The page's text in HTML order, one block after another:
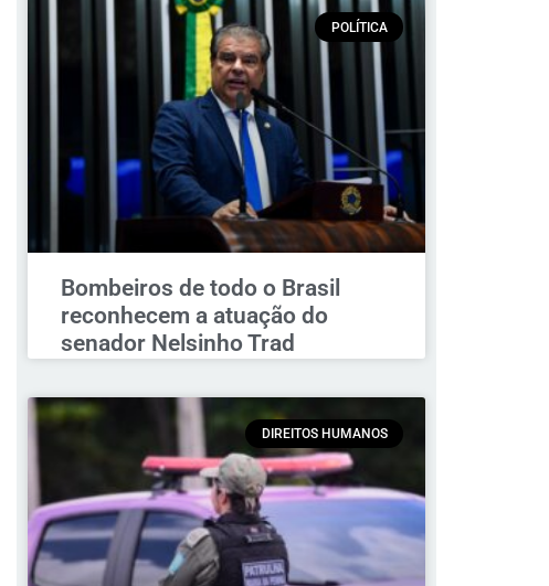
POLÍTICA
Bombeiros de todo o Brasil
reconhecem a atuação do
senador Nelsinho Trad
DIREITOS HUMANOS